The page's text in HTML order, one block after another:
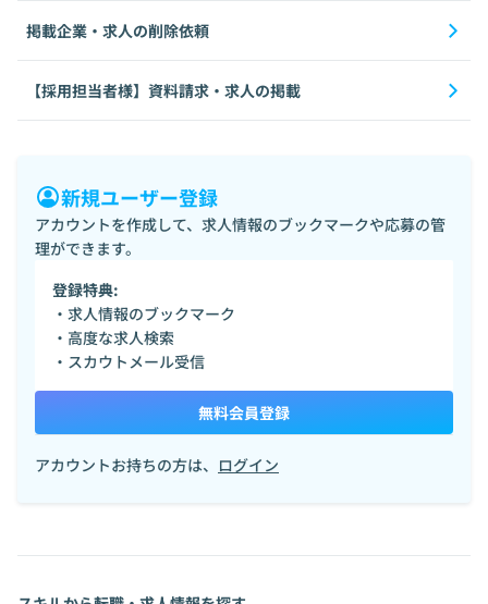
掲載企業・求人の削除依頼
【採用担当者様】資料請求・求人の掲載
新規ユーザー登録
アカウントを作成して、求人情報のブックマークや応募の管
理ができます。
登録特典:
・求人情報のブックマーク
・高度な求人検索
・スカウトメール受信
無料会員登録
アカウントお持ちの方は、 ログイン